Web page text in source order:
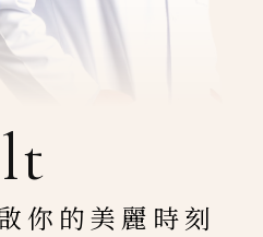
你的美麗時刻